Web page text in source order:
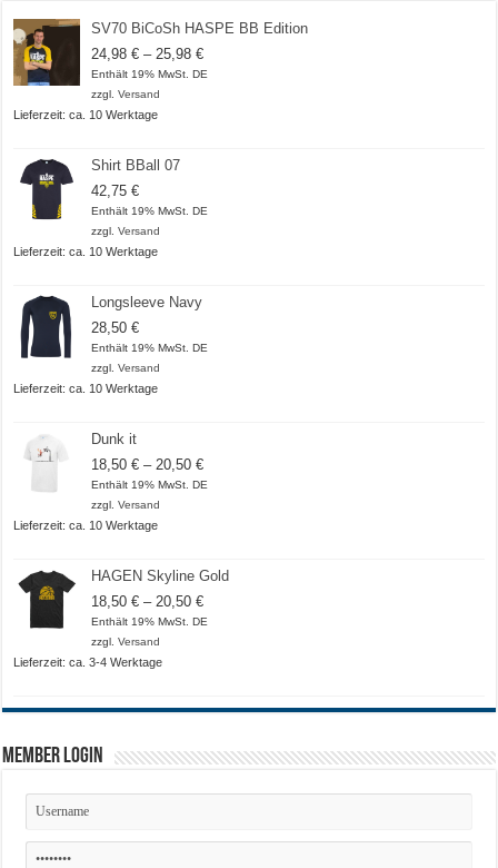
SV70 BiCoSh HASPE BB Edition
24,98€ – 25,98€Preisspanne:
24,98 €
Enthält 19% MwSt. DE
zzgl.Versand
Lieferzeit: ca. 10 Werktage
Shirt BBall 07
42,75€
Enthält 19% MwSt. DE
zzgl.Versand
Lieferzeit: ca. 10 Werktage
Longsleeve Navy
28,50€
Enthält 19% MwSt. DE
zzgl.Versand
Lieferzeit: ca. 10 Werktage
Dunk it
18,50€ – 20,50€Preisspanne:
18,50 €
Enthält 19% MwSt. DE
zzgl.Versand
Lieferzeit: ca. 10 Werktage
HAGEN Skyline Gold
18,50€ – 20,50€Preisspanne:
18,50 €
Enthält 19% MwSt. DE
zzgl.Versand
Lieferzeit: ca. 3-4 Werktage
Member Login